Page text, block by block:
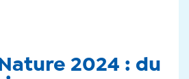
2024 : du